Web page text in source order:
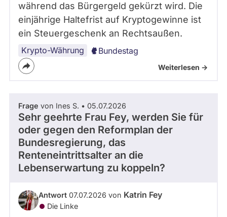
während das Bürgergeld gekürzt wird. Die
einjährige Haltefrist auf Kryptogewinne ist
ein Steuergeschenk an Rechtsaußen.
Krypto-Währung Bundestag
Weiterlesen ->
Frage von Ines S. • 05.07.2026
Sehr geehrte Frau Fey, werden Sie für
oder gegen den Reformplan der
Bundesregierung, das
Renteneintrittsalter an die
Lebenserwartung zu koppeln?
Antwort 07.07.2026 von Katrin Fey
Die Linke